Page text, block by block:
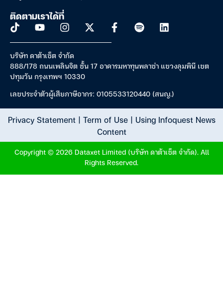
ติดตามเราได้ที่
บริษัท ดาต้าเซ็ต จำกัด
888/178 ถนนเพลินจิต ชั้น 17 อาคารมหาทุนพลาซ่า แขวงลุมพินี เขต
ปทุมวัน กรุงเทพฯ 10330
เลขประจำตัวผู้เสียภาษีอากร: 0105533120440 (สนญ.)
Privacy Statement| Term of Use| Using Infoquest News
Content
Copyright © 2026 Dataxet Limited (บริษัท ดาต้าเซ็ต จำกัด). All
Rights Reserved.